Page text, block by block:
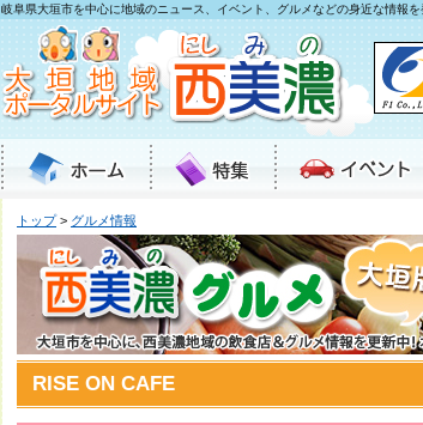
岐阜県大垣市を中心に地域のニュース、イベント、グルメなどの身近な情報
トップ> グルメ情報
RISE ON CAFE